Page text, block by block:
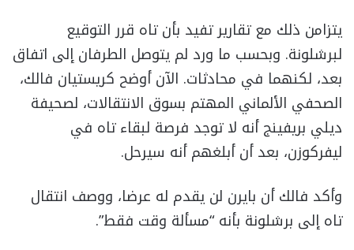
يتزامن ذلك مع تقارير تفيد بأن تاه قرر التوقيع
لبرشلونة. وبحسب ما ورد لم يتوصل الطرفان إلى اتفاق
بعد، لكنهما في محادثات. الآن أوضح كريستيان فالك،
الصحفي الألماني المهتم بسوق الانتقالات، لصحيفة
ديلي بريفينج أنه لا توجد فرصة لبقاء تاه في
ليفركوزن، بعد أن أبلغهم أنه سيرحل.
وأكد فالك أن بايرن لن يقدم له عرضا، ووصف انتقال
تاه إلى برشلونة بأنه “مسألة وقت فقط”.